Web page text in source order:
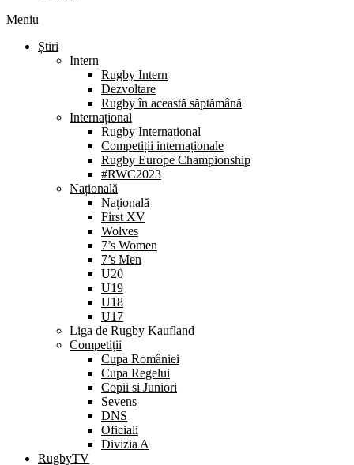
Meniu
Știri
Intern
Rugby Intern
Dezvoltare
Rugby în această săptămână
Internațional
Rugby Internațional
Competiții internaționale
Rugby Europe Championship
#RWC2023
Națională
Națională
First XV
Wolves
7’s Women
7’s Men
U20
U19
U18
U17
Liga de Rugby Kaufland
Competiții
Cupa României
Cupa Regelui
Copii si Juniori
Sevens
DNS
Oficiali
Divizia A
RugbyTV